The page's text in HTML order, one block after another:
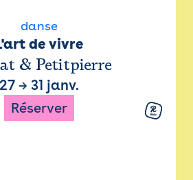
danse
de vivre
& Petitpierre
27 → 31 janv.
Réserver